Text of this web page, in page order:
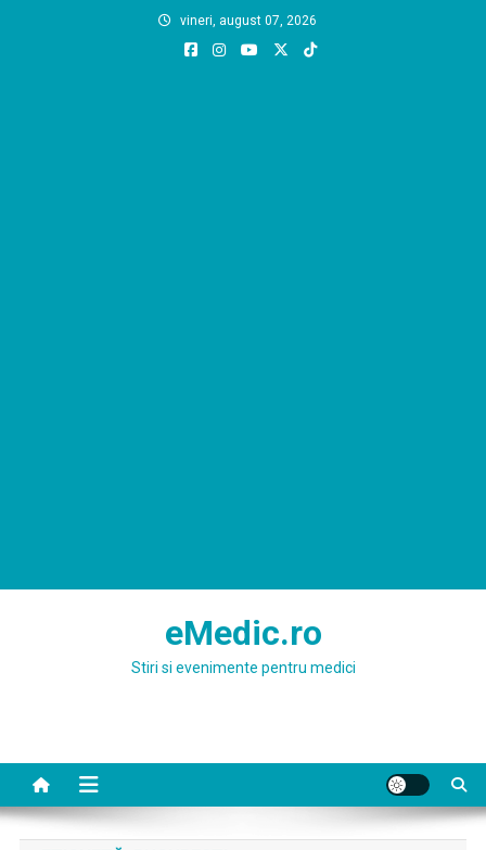
vineri, august 07, 2026
eMedic.ro
Stiri si evenimente pentru medici